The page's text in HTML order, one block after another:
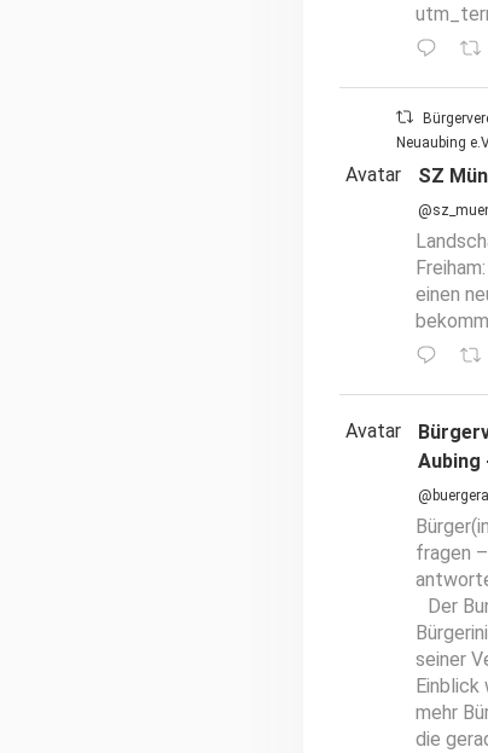
Neuaubing
Avatar SZ
einen
Avatar
Aubing
fragen
Der
seiner
Einblick
mehr
die